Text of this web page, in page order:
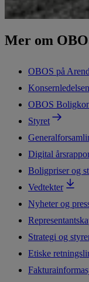
Mer om
OBOS på
Konsernledelsen
OBOS
Styret
Digital
Boligpriser og
Vedtekter
Nyheter og
Strategi og
Etiske